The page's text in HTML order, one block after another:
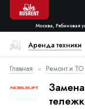
Москва, Рябиновая
Аренда техники
Главная Ремонт и ТО